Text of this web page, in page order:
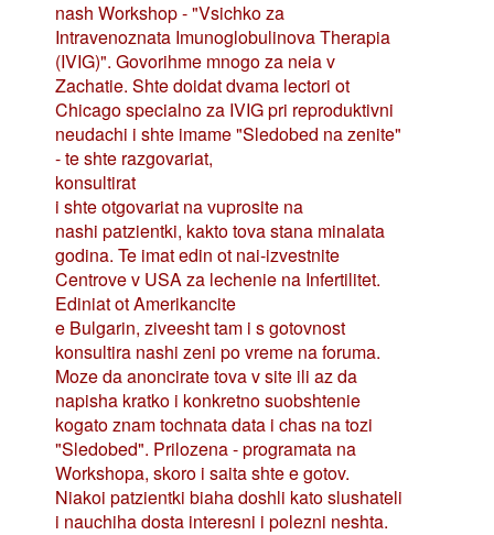
nash Workshop - "Vsichko za
Intravenoznata Imunoglobulinova Therapia
(IVIG)". Govorihme mnogo za neia v
Zachatie. Shte doidat dvama lectori ot
Chicago specialno za IVIG pri reproduktivni
neudachi i shte imame "Sledobed na zenite"
- te shte razgovariat,
konsultirat
i shte otgovariat na vuprosite na
nashi patzientki, kakto tova stana minalata
godina. Te imat edin ot nai-izvestnite
Centrove v USA za lechenie na Infertilitet.
Ediniat ot Amerikancite
e Bulgarin, ziveesht tam i s gotovnost
konsultira nashi zeni po vreme na foruma.
Moze da anoncirate tova v site ili az da
napisha kratko i konkretno suobshtenie
kogato znam tochnata data i chas na tozi
"Sledobed". Prilozena - programata na
Workshopa, skoro i saita shte e gotov.
Niakoi patzientki biaha doshli kato slushateli
i nauchiha dosta interesni i polezni neshta.